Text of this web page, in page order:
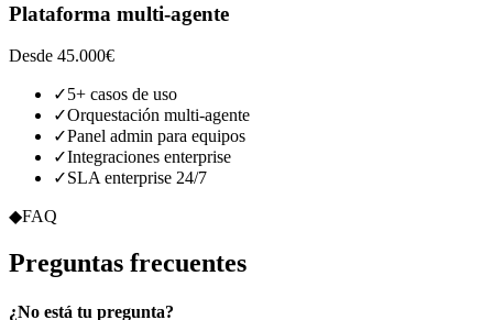
Plataforma multi-agente
Desde 45.000€
✓5+ casos de uso
✓Orquestación multi-agente
✓Panel admin para equipos
✓Integraciones enterprise
✓SLA enterprise 24/7
◆FAQ
Preguntas frecuentes
¿No está tu pregunta?